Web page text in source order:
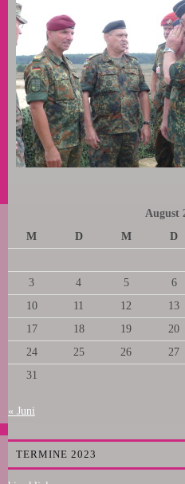
August
M
D M D
3
4 5 6
10
11 12 13
17
18 19 20
24
25 26 27
31
« Juni
TERMINE 2023